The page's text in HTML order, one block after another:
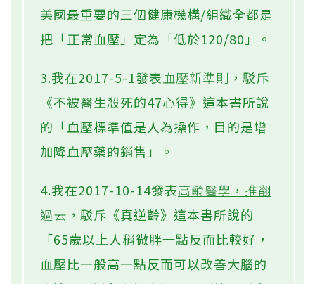
美國最重要的三個健康機構/組織全都是
把「正常血壓」定為「低於120/80」。
3.我在2017-5-1發表血壓新準則 ，駁斥
《不被醫生殺死的47心得》這本書所說
的「血壓標準值是人為操作，目的是增
加降血壓藥的銷售」。
4.我在2017-10-14發表高齡醫學，推翻
過去 ，駁斥《真逆齡》這本書所說的
「65歲以上人稍微胖一點反而比較好，
血壓比一般高一點反而可以改善大腦的